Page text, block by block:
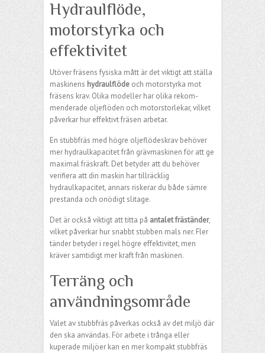
Hydraulflöde,
motorstyrka och
effektivitet
Utöver fräsens fysiska mått är det viktigt att ställa
maskinens hydraulflöde och motorstyrka mot
fräsens krav. Olika modeller har olika rekom­
menderade oljeflöden och motorstorlekar, vilket
påverkar hur effektivt fräsen arbetar.
En stubbfräs med högre oljeflödeskrav behöver
mer hydraulkapacitet från grävmaskinen för att ge
maximal fräskraft. Det betyder att du behöver
verifiera att din maskin har tillräcklig
hydraulkapacitet, annars riskerar du både sämre
prestanda och onödigt slitage.
Det är också viktigt att titta på antalet fräständer,
vilket påverkar hur snabbt stubben mals ner. Fler
tänder betyder i regel högre effektivitet, men
kräver samtidigt mer kraft från maskinen.
Terräng och
användningsområde
Valet av stubbfräs påverkas också av det miljö där
den ska användas. För arbete i trånga eller
kuperade miljöer kan en mer kompakt stubbfräs